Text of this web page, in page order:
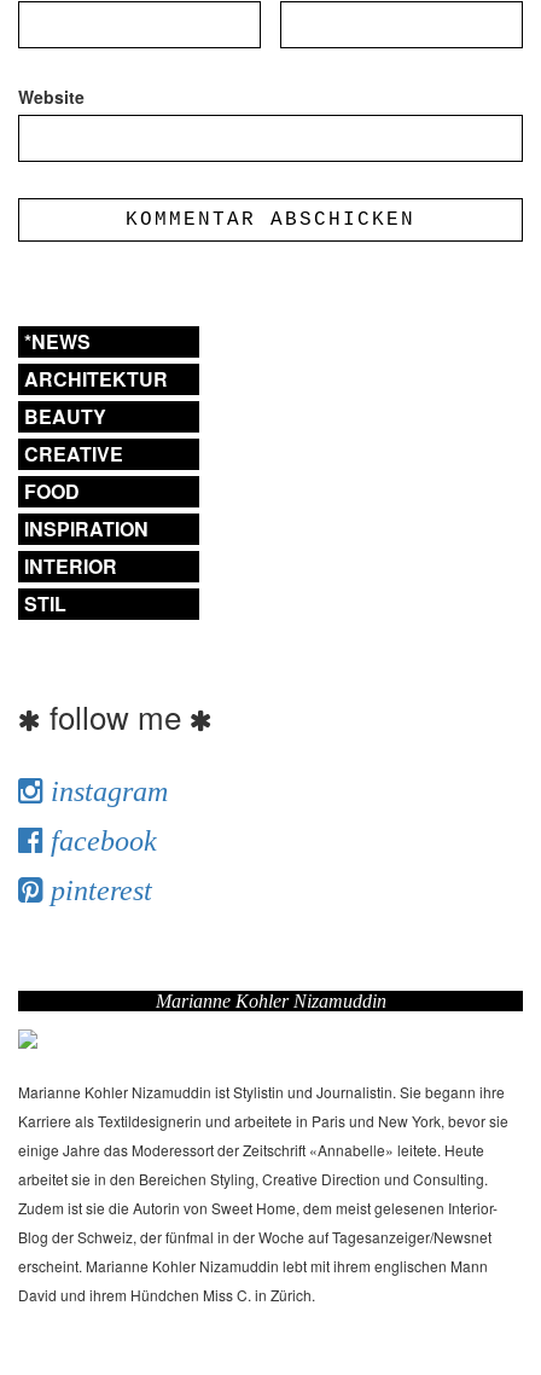
Website
*NEWS
ARCHITEKTUR
BEAUTY
CREATIVE
FOOD
INSPIRATION
INTERIOR
STIL
follow me
instagram
facebook
pinterest
Marianne Kohler Nizamuddin
Marianne Kohler Nizamuddin ist Stylistin und Journalistin. Sie begann ihre
Karriere als Textildesignerin und arbeitete in Paris und New York, bevor sie
einige Jahre das Moderessort der Zeitschrift «Annabelle» leitete. Heute
arbeitet sie in den Bereichen Styling, Creative Direction und Consulting.
Zudem ist sie die Autorin von Sweet Home, dem meist gelesenen Interior-
Blog der Schweiz, der fünfmal in der Woche auf Tagesanzeiger/Newsnet
erscheint. Marianne Kohler Nizamuddin lebt mit ihrem englischen Mann
David und ihrem Hündchen Miss C. in Zürich.